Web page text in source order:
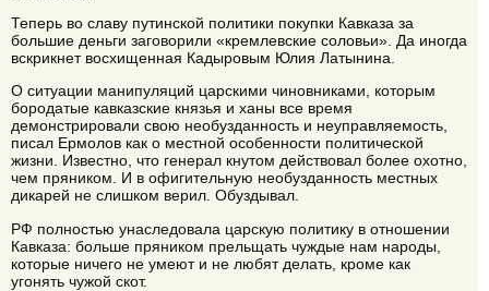
Теперь во славу путинской политики покупки Кавказа за
большие деньги заговорили «кремлевские соловьи». Да иногда
вскрикнет восхищенная Кадыровым Юлия Латынина.
О ситуации манипуляций царскими чиновниками, которым
бородатые кавказские князья и ханы все время
демонстрировали свою необузданность и неуправляемость,
писал Ермолов как о местной особенности политической
жизни. Известно, что генерал кнутом действовал более охотно,
чем пряником. И в офигительную необузданность местных
дикарей не слишком верил. Обуздывал.
РФ полностью унаследовала царскую политику в отношении
Кавказа: больше пряником прельщать чуждые нам народы,
которые ничего не умеют и не любят делать, кроме как
угонять чужой скот.